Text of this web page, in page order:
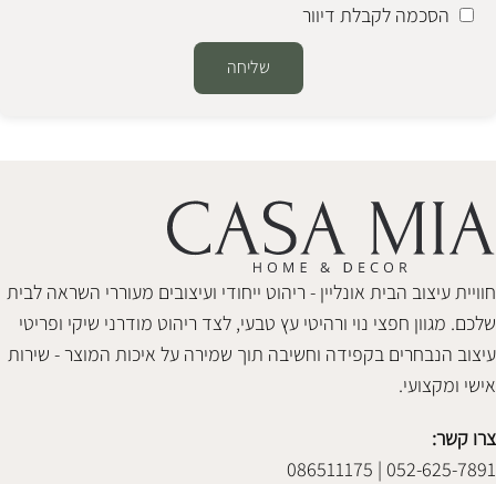
הסכמה לקבלת דיוור
שליחה
חוויית עיצוב הבית אונליין - ריהוט ייחודי ועיצובים מעוררי השראה לבית
שלכם. מגוון חפצי נוי ורהיטי עץ טבעי, לצד ריהוט מודרני שיקי ופריטי
עיצוב הנבחרים בקפידה וחשיבה תוך שמירה על איכות המוצר - שירות
אישי ומקצועי.
צרו קשר:
052-625-7891 | 086511175